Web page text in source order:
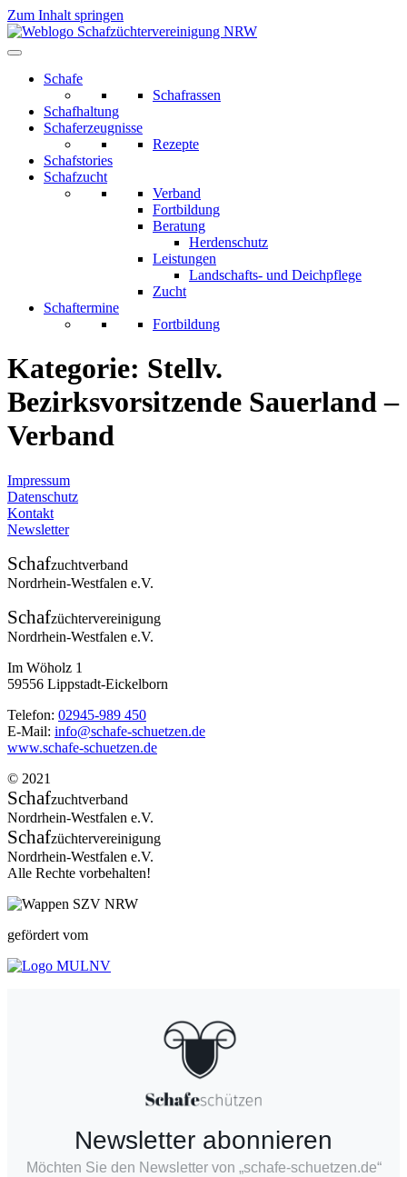
Zum Inhalt springen
Schafe
Schafrassen
Schafhaltung
Schaferzeugnisse
Rezepte
Schafstories
Schafzucht
Verband
Fortbildung
Beratung
Herdenschutz
Leistungen
Landschafts- und Deichpflege
Zucht
Schaftermine
Fortbildung
Kategorie: Stellv.
Bezirksvorsitzende Sauerland –
Verband
Impressum
Datenschutz
Kontakt
Newsletter
Schafzuchtverband
Nordrhein-Westfalen e.V.
Schafzüchtervereinigung
Nordrhein-Westfalen e.V.
Im Wöholz 1
59556 Lippstadt-Eickelborn
Telefon: 02945-989 450
E-Mail: info@schafe-schuetzen.de
www.schafe-schuetzen.de
© 2021
Schafzuchtverband
Nordrhein-Westfalen e.V.
Schafzüchtervereinigung
Nordrhein-Westfalen e.V.
Alle Rechte vorbehalten!
gefördert vom
Newsletter abonnieren
Möchten Sie den Newsletter von „schafe-schuetzen.de“